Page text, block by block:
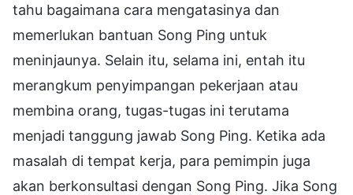
tahu bagaimana cara mengatasinya dan
memerlukan bantuan Song Ping untuk
meninjaunya. Selain itu, selama ini, entah itu
merangkum penyimpangan pekerjaan atau
membina orang, tugas-tugas ini terutama
menjadi tanggung jawab Song Ping. Ketika ada
masalah di tempat kerja, para pemimpin juga
akan berkonsultasi dengan Song Ping. Jika Song